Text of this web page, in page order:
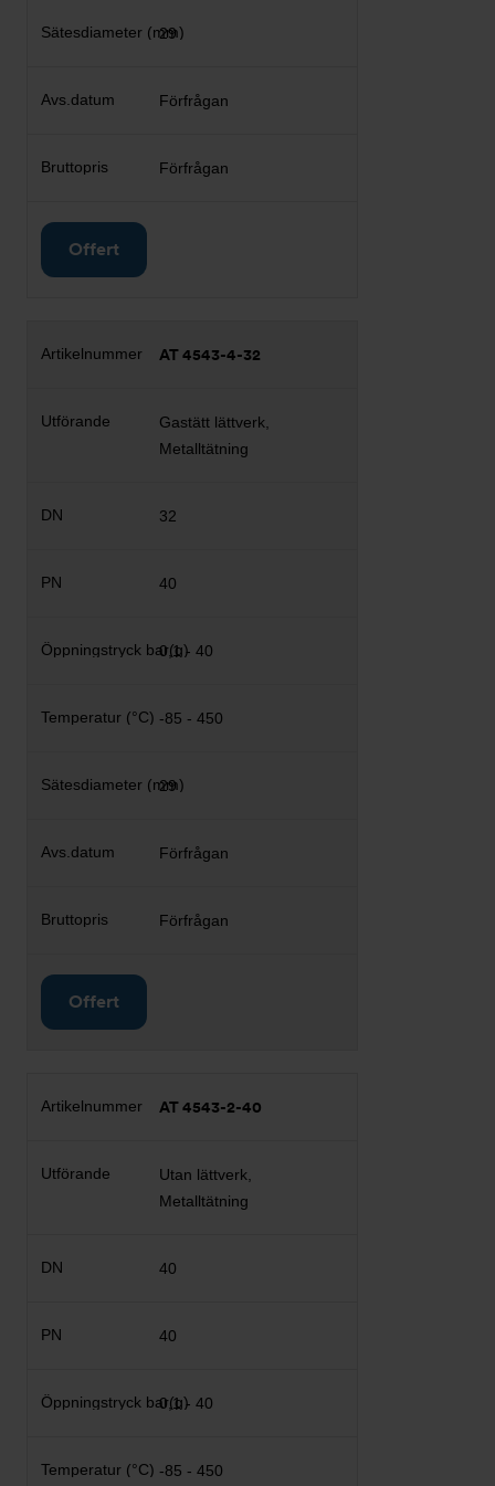
29
Förfrågan
Förfrågan
Offert
AT 4543-4-32
Gastätt lättverk,
Metalltätning
32
40
0,1 - 40
-85 - 450
29
Förfrågan
Förfrågan
Offert
AT 4543-2-40
Utan lättverk,
Metalltätning
40
40
0,1 - 40
-85 - 450